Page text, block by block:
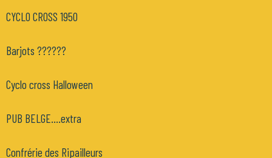
CYCLO CROSS 1950
Barjots ??????
Cyclo cross Halloween
PUB BELGE....extra
Confrérie des Ripailleurs